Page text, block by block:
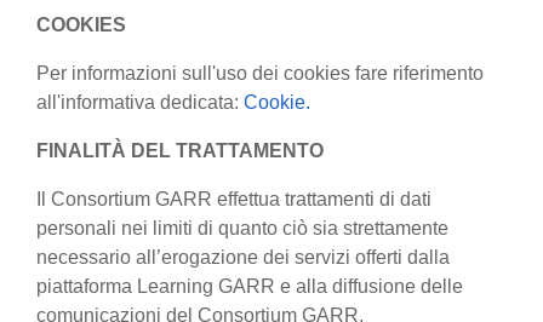
COOKIES
Per informazioni sull'uso dei cookies fare riferimento
all'informativa dedicata: Cookie.
FINALITÀ DEL TRATTAMENTO
Il Consortium GARR effettua trattamenti di dati
personali nei limiti di quanto ciò sia strettamente
necessario all’erogazione dei servizi offerti dalla
piattaforma Learning GARR e alla diffusione delle
comunicazioni del Consortium GARR.